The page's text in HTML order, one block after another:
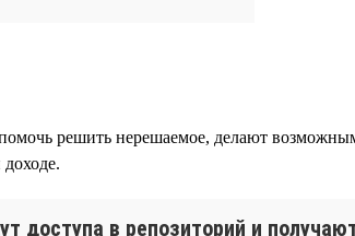
решить нерешаемое, делают
доступа в репозиторий и